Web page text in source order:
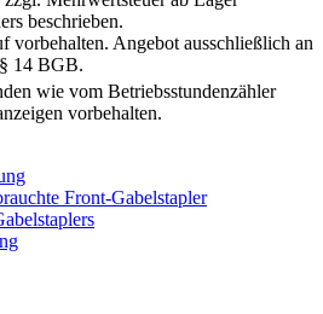
beschrieben.
vorbehalten. Angebot ausschließlich an
14 BGB.
wie vom Betriebsstundenzähler
vorbehalten.
Front-Gabelstapler